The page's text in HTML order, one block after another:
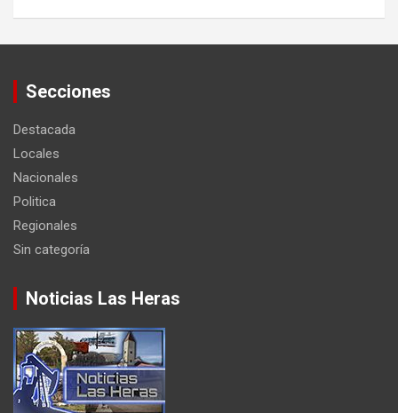
Secciones
Destacada
Locales
Nacionales
Politica
Regionales
Sin categoría
Noticias Las Heras